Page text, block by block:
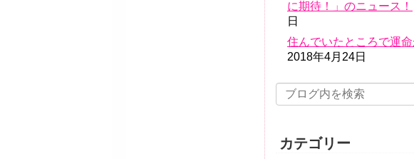
に期待！」のニュース！
日
住んでいたところで運
2018年4月24日
カテゴリー